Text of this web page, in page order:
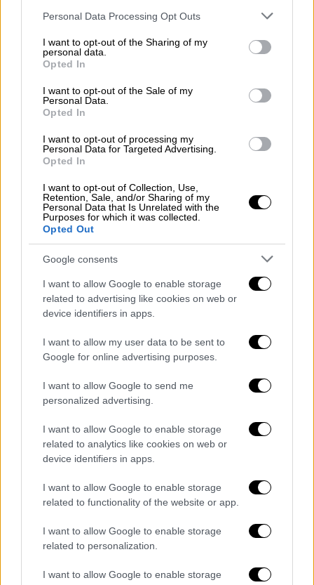
Please note that this website/app uses one or more Google
not limited to your visit or usage behaviour. You may click to
grant or deny consent to Google and its third-party tags to
use your data for below specified purposes in below Google
consent section.
Personal Data Processing Opt Outs
I want to opt-out of the Sharing of my
personal data.
Opted In
I want to opt-out of the Sale of my
Personal Data.
Opted In
I want to opt-out of processing my
Personal Data for Targeted Advertising.
Opted In
I want to opt-out of Collection, Use,
Retention, Sale, and/or Sharing of my
Personal Data that Is Unrelated with the
Purposes for which it was collected.
Opted Out
Google consents
I want to allow Google to enable storage
related to advertising like cookies on web or
device identifiers in apps.
I want to allow my user data to be sent to
Google for online advertising purposes.
I want to allow Google to send me
personalized advertising.
I want to allow Google to enable storage
related to analytics like cookies on web or
device identifiers in apps.
I want to allow Google to enable storage
related to functionality of the website or app.
I want to allow Google to enable storage
related to personalization.
I want to allow Google to enable storage
όχι μόνο απαίτηση των πολιτών αλλά και
επιτακτική ανάγκη για την ίδια την
αναπτυξιακή προοπτική της χώρας». Ο
242,4 εκατ. ευρώ
Πρόγραμμα Ψηφιακή Μέριμνα.
τρέχει και παρέχει - με εισοδηματικά και
κοινωνικά κριτήρια- επιταγή (voucher)
αξίας 200 ευρώ για μαθητές,
σπουδαστές και φοιτητές, για την αγορά
τεχνολογικού εξοπλισμού (tablet, laptop,
desktop), στηρίζοντας έμπρακτα 325.000
οικογένειες με 560.000 παιδιά και νέους
ηλικίας από 4 έως 24 ετών. Ο
προϋπολογισμός αγγίζει τα 129,2 εκατ.
ευρώ.
και ανάδειξη μνημείων στην
Ακρόπολη
Στα 12 πρώτα έργα του Σχεδίου «Ελλάδα
ευρώ, που χρηματοδοτούνται από το Ταμείο
Ανάκαμψης, εντάσσονται και οι εργασίες
μνημείων στην Ακρόπολη. Όπως έγινε
γνωστό την Πέμπτη με τα τεχνικά δελτία
που ενέκρινε το Υπουργείο Οικονομικών,
στοναρχαιολογικό χώρο της Ακρόπολης με
τα μνημεία παγκόσμιας κληρονομιάς της
UNESCO και τον υψηλό συμβολισμό,